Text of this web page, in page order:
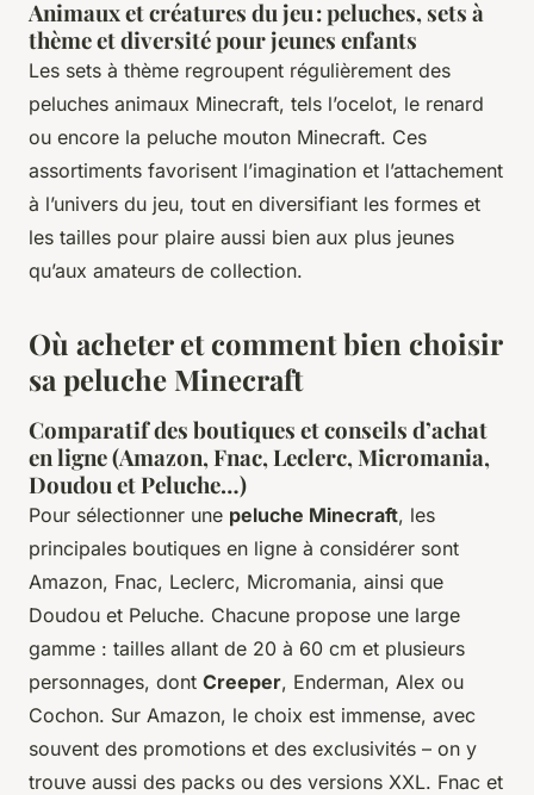
Animaux et créatures du jeu : peluches, sets à
thème et diversité pour jeunes enfants
Les sets à thème regroupent régulièrement des
peluches animaux Minecraft, tels l’ocelot, le renard
ou encore la peluche mouton Minecraft. Ces
assortiments favorisent l’imagination et l’attachement
à l’univers du jeu, tout en diversifiant les formes et
les tailles pour plaire aussi bien aux plus jeunes
qu’aux amateurs de collection.
Où acheter et comment bien choisir
sa peluche Minecraft
Comparatif des boutiques et conseils d’achat
en ligne (Amazon, Fnac, Leclerc, Micromania,
Doudou et Peluche…)
Pour sélectionner une peluche Minecraft, les
principales boutiques en ligne à considérer sont
Amazon, Fnac, Leclerc, Micromania, ainsi que
Doudou et Peluche. Chacune propose une large
gamme : tailles allant de 20 à 60 cm et plusieurs
personnages, dont Creeper, Enderman, Alex ou
Cochon. Sur Amazon, le choix est immense, avec
souvent des promotions et des exclusivités – on y
trouve aussi des packs ou des versions XXL. Fnac et